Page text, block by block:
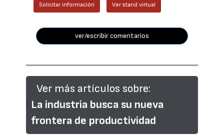
Solicitar información Ver stand virtual
ver/escribir comentarios
Ver más artículos sobre:
La industria busca su nueva
frontera de productividad